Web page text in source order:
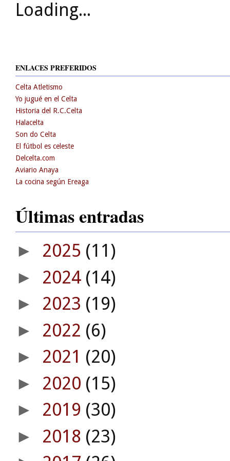
Loading...
ENLACES PREFERIDOS
Celta Atletismo
Yo jugué en el Celta
Historia del R.C.Celta
Halacelta
Son do Celta
El fútbol es celeste
Delcelta.com
Aviario Anaya
La cocina según Ereaga
Últimas entradas
► 2025 (11)
► 2024 (14)
► 2023 (19)
► 2022 (6)
► 2021 (20)
► 2020 (15)
► 2019 (30)
► 2018 (23)